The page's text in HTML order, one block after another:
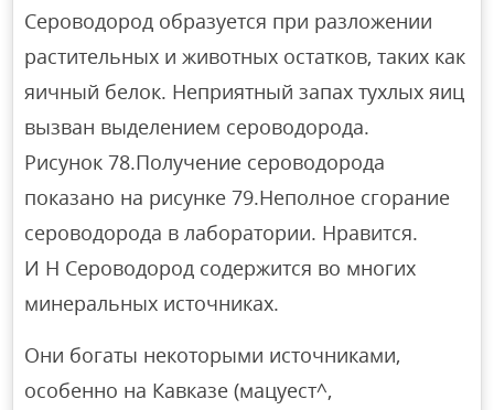
Сероводород образуется при разложении
растительных и животных остатков, таких как
яичный белок. Неприятный запах тухлых яиц
вызван выделением сероводорода.
Рисунок 78.Получение сероводорода
показано на рисунке 79.Неполное сгорание
сероводорода в лаборатории. Нравится.
И Н Сероводород содержится во многих
минеральных источниках.
Они богаты некоторыми источниками,
особенно на Кавказе (мацуест^,